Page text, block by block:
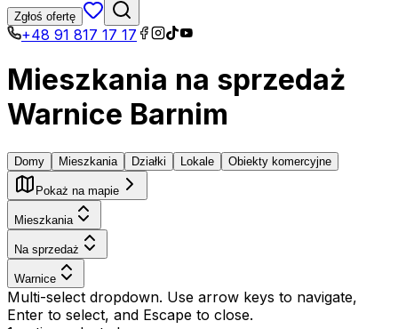
Zgłoś ofertę
+48 91 817 17 17
Mieszkania na sprzedaż
Warnice Barnim
Domy Mieszkania Działki Lokale Obiekty komercyjne
Pokaż na mapie
Mieszkania
Na sprzedaż
Warnice
Multi-select dropdown. Use arrow keys to navigate,
Enter to select, and Escape to close.